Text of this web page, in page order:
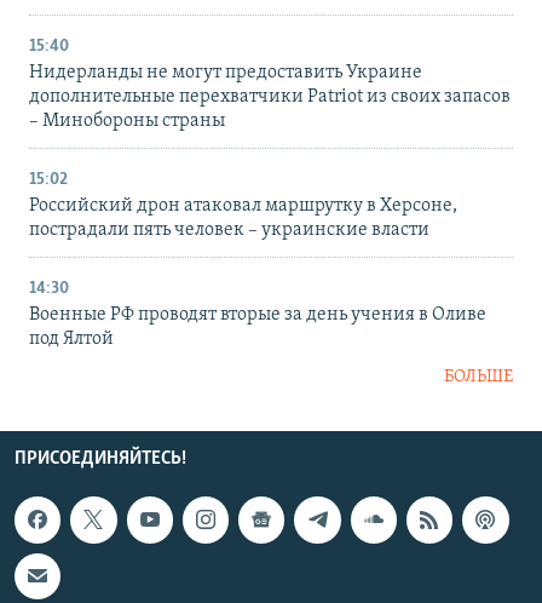
15:40
Нидерланды не могут предоставить Украине
дополнительные перехватчики Patriot из своих запасов
– Минобороны страны
15:02
Российский дрон атаковал маршрутку в Херсоне,
пострадали пять человек – украинские власти
14:30
Военные РФ проводят вторые за день учения в Оливе
под Ялтой
БОЛЬШЕ
ПРИСОЕДИНЯЙТЕСЬ!